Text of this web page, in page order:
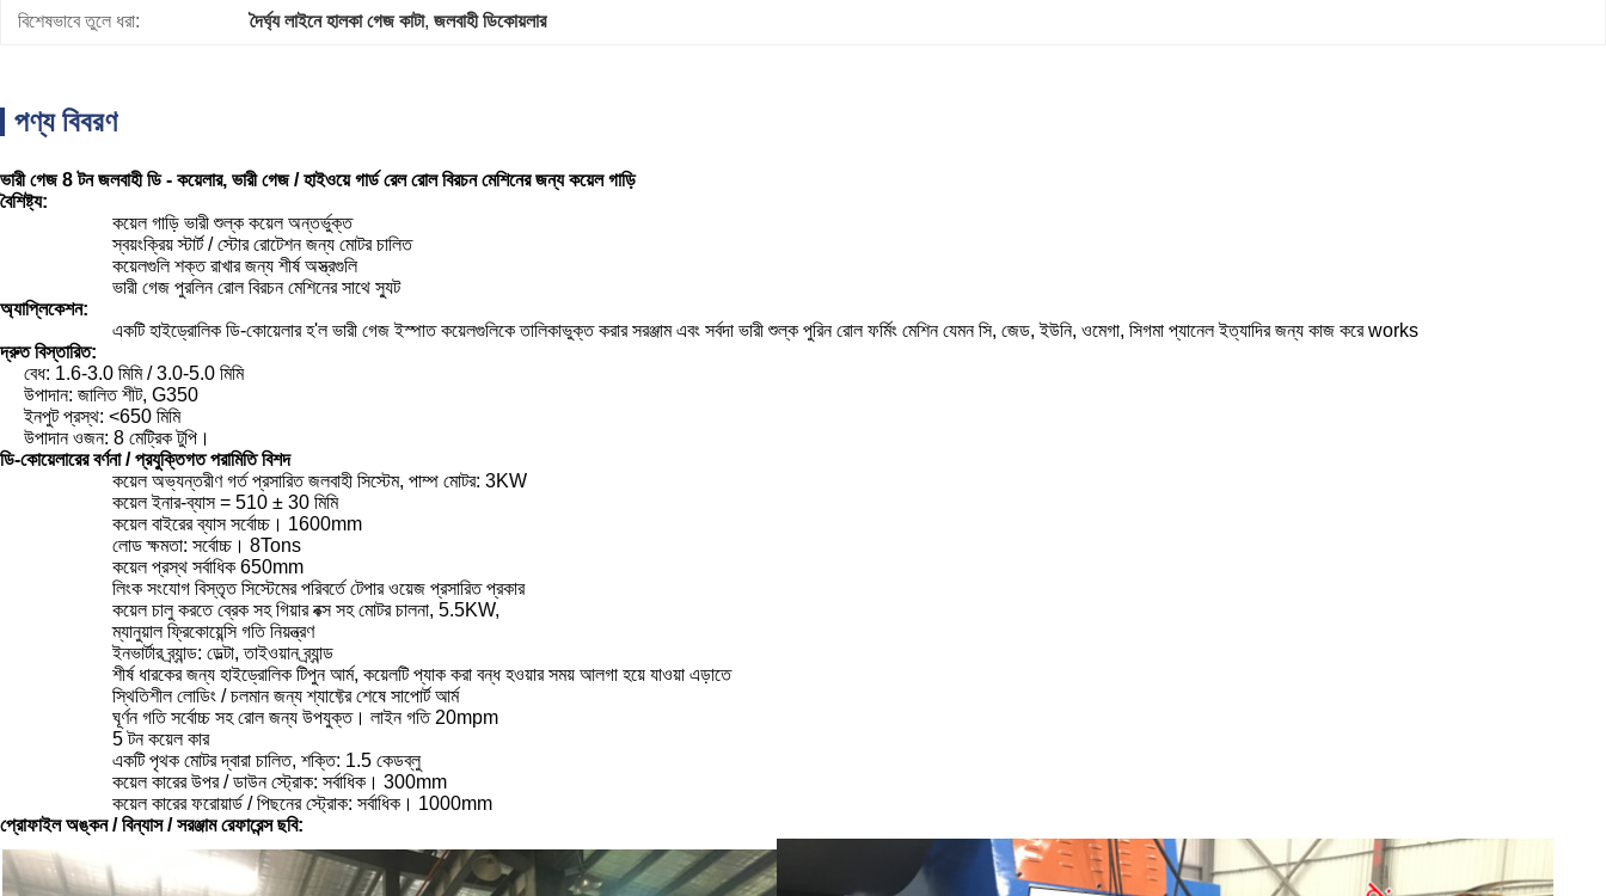
বিশেষভাবে তুলে ধরা: দৈর্ঘ্য লাইনে হালকা গেজ কাটা, জলবাহী ডিকোয়লার
পণ্য বিবরণ
ভারী গেজ 8 টন জলবাহী ডি - কয়েলার, ভারী গেজ / হাইওয়ে গার্ড রেল রোল বিরচন মেশিনের জন্য কয়েল গাড়ি
বৈশিষ্ট্য:
কয়েল গাড়ি ভারী শুল্ক কয়েল অন্তর্ভুক্ত
স্বয়ংক্রিয় স্টার্ট / স্টোর রোটেশন জন্য মোটর চালিত
কয়েলগুলি শক্ত রাখার জন্য শীর্ষ অস্ত্রগুলি
ভারী গেজ পুরলিন রোল বিরচন মেশিনের সাথে স্যুট
অ্যাপ্লিকেশন:
একটি হাইড্রোলিক ডি-কোয়েলার হ'ল ভারী গেজ ইস্পাত কয়েলগুলিকে তালিকাভুক্ত করার সরঞ্জাম এবং সর্বদা ভারী শুল্ক পুরিন রোল ফর্মিং মেশিন যেমন সি, জেড, ইউনি, ওমেগা, সিগমা প্যানেল ইত্যাদির জন্য কাজ করে works
দ্রুত বিস্তারিত:
বেধ: 1.6-3.0 মিমি / 3.0-5.0 মিমি
উপাদান: জালিত শীট, G350
ইনপুট প্রস্থ: <650 মিমি
উপাদান ওজন: 8 মেট্রিক টুপি।
ডি-কোয়েলারের বর্ণনা / প্রযুক্তিগত পরামিতি বিশদ
কয়েল অভ্যন্তরীণ গর্ত প্রসারিত জলবাহী সিস্টেম, পাম্প মোটর: 3KW
কয়েল ইনার-ব্যাস = 510 ± 30 মিমি
কয়েল বাইরের ব্যাস সর্বোচ্চ। 1600mm
লোড ক্ষমতা: সর্বোচ্চ। 8Tons
কয়েল প্রস্থ সর্বাধিক 650mm
লিংক সংযোগ বিস্তৃত সিস্টেমের পরিবর্তে টেপার ওয়েজ প্রসারিত প্রকার
কয়েল চালু করতে ব্রেক সহ গিয়ার বক্স সহ মোটর চালনা, 5.5KW,
ম্যানুয়াল ফ্রিকোয়েন্সি গতি নিয়ন্ত্রণ
ইনভার্টার ব্র্যান্ড: ডেল্টা, তাইওয়ান ব্র্যান্ড
শীর্ষ ধারকের জন্য হাইড্রোলিক টিপুন আর্ম, কয়েলটি প্যাক করা বন্ধ হওয়ার সময় আলগা হয়ে যাওয়া এড়াতে
স্থিতিশীল লোডিং / চলমান জন্য শ্যাফ্টের শেষে সাপোর্ট আর্ম
ঘূর্ণন গতি সর্বোচ্চ সহ রোল জন্য উপযুক্ত। লাইন গতি 20mpm
5 টন কয়েল কার
একটি পৃথক মোটর দ্বারা চালিত, শক্তি: 1.5 কেডব্লু
কয়েল কারের উপর / ডাউন স্ট্রোক: সর্বাধিক। 300mm
কয়েল কারের ফরোয়ার্ড / পিছনের স্ট্রোক: সর্বাধিক। 1000mm
প্রোফাইল অঙ্কন / বিন্যাস / সরঞ্জাম রেফারেন্স ছবি: